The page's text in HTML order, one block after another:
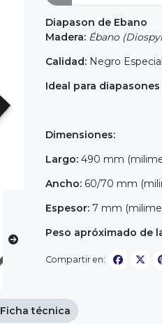
Diapason de Ebano
Madera: Ébano
Calidad: Negro Especial
Ideal para
Dimensiones:
Largo: 490 mm
Ancho: 60/70 mm
Espesor: 7 mm
Peso apróximado de
Compartir en:
Ficha técnica